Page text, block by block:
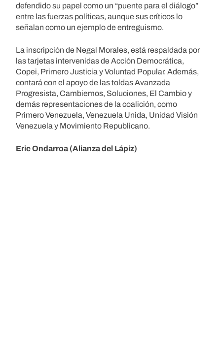
defendido su papel como un “puente para el diálogo”
entre las fuerzas políticas, aunque sus críticos lo
señalan como un ejemplo de entreguismo.
La inscripción de Negal Morales, está respaldada por
las tarjetas intervenidas de Acción Democrática,
Copei, Primero Justicia y Voluntad Popular. Además,
contará con el apoyo de las toldas Avanzada
Progresista, Cambiemos, Soluciones, El Cambio y
demás representaciones de la coalición, como
Primero Venezuela, Venezuela Unida, Unidad Visión
Venezuela y Movimiento Republicano.
Eric Ondarroa (Alianza del Lápiz)